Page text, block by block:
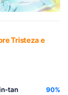
Tristeza e
tan 90%